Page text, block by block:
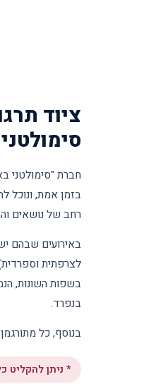
ציוד
חברת "סימולטני
בזמן אמת, ונוכל
רחב של נושאים
באירועים שבהם
לצרפתית
בשפות השונות,
בנפרד.
בנוסף, כל
* ניתן להקליט